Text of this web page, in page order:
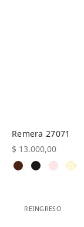
Remera 27071
$ 13.000,00